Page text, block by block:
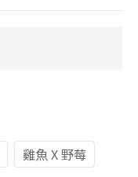
雞魚 X 野莓